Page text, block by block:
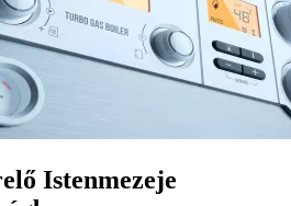
Istenmezeje